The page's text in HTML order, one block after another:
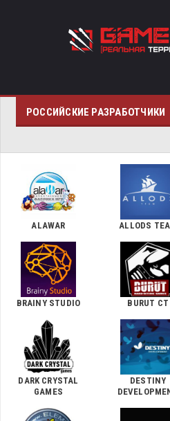
РОССИЙСКИЕ РАЗРАБОТЧИКИ
ALAWAR ALLODS
BRAINY STUDIO BURUT CT
DARK CRYSTAL
GAMES
DESTINY